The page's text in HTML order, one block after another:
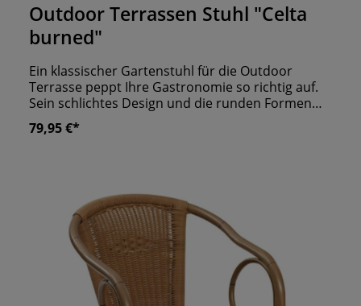
Outdoor Terrassen Stuhl "Celta
burned"
Ein klassischer Gartenstuhl für die Outdoor
Terrasse peppt Ihre Gastronomie so richtig auf.
Sein schlichtes Design und die runden Formen
fügen sich gut in jede Umgebung ein. Das
Aluminiumgestell sorgt für Extrasicherheit. Dank
somit eine unglaubliche Langlebigkeit. Die braun
melierte Optik lässt ihn zudem hochwertig
aussehen. Mit einem Polster auf der Sitzfläche
wird der Terrassen Stuhl zu einem bequemen
Wohlfühlort. Laden Sie Ihre Gäste ins Paradies im
Freien ein. Bis zu 6 Stühle stapelbar UV- und
Wetterbeständig
79,95 €*